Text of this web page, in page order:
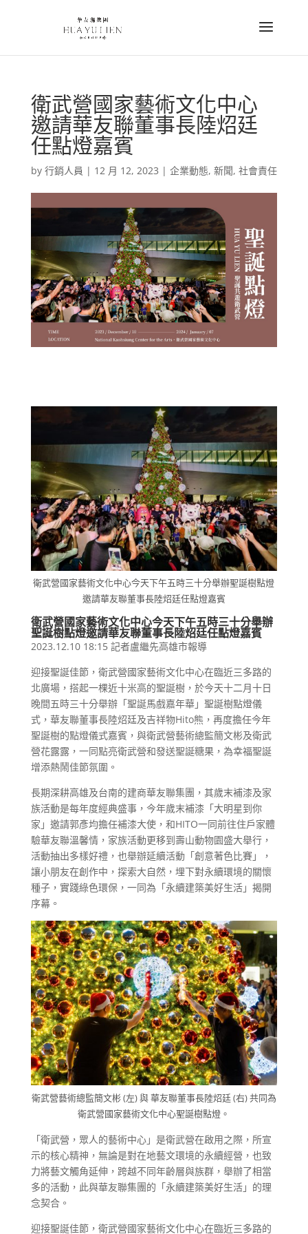
衛武營國家藝術文化中心
邀請華友聯董事長陸炤廷
任點燈嘉賓
by 行銷人員 | 12 月 12, 2023 | 企業動態, 新聞, 社會責任
衛武營國家藝術文化中心今天下午五時三十分舉辦聖誕樹點燈
邀請華友聯董事長陸炤廷任點燈嘉賓
衛武營國家藝術文化中心今天下午五時三十分舉辦
聖誕樹點燈邀請華友聯董事長陸炤廷任點燈嘉賓
2023.12.10 18:15 記者盧繼先高雄市報導
迎接聖誕佳節，衛武營國家藝術文化中心在臨近三多路的
北廣場，搭起一棵近十米高的聖誕樹，於今天十二月十日
晚間五時三十分舉辦「聖誕馬戲嘉年華」聖誕樹點燈儀
式，華友聯董事長陸炤廷及吉祥物Hito熊，再度擔任今年
聖誕樹的點燈儀式嘉賓，與衛武營藝術總監簡文彬及衛武
營花露露，一同點亮衛武營和發送聖誕糖果，為幸福聖誕
增添熱鬧佳節氛圍。
長期深耕高雄及台南的建商華友聯集團，其歲末補漆及家
族活動是每年度經典盛事，今年歲末補漆「大明星到你
家」邀請郭彥均擔任補漆大使，和HITO一同前往住戶家體
驗華友聯溫馨情，家族活動更移到壽山動物園盛大舉行，
活動抽出多樣好禮，也舉辦延續活動「創意著色比賽」，
讓小朋友在創作中，探索大自然，埋下對永續環境的關懷
種子，實踐綠色環保，一同為「永續建築美好生活」揭開
序幕。
衛武營藝術總監簡文彬 (左) 與 華友聯董事長陸炤廷 (右) 共同為
衛武營國家藝術文化中心聖誕樹點燈。
「衛武營，眾人的藝術中心」是衛武營在啟用之際，所宣
示的核心精神，無論是對在地藝文環境的永續經營，也致
力將藝文觸角延伸，跨越不同年齡層與族群，舉辦了相當
多的活動，此與華友聯集團的「永續建築美好生活」的理
念契合。
迎接聖誕佳節，衛武營國家藝術文化中心在臨近三多路的